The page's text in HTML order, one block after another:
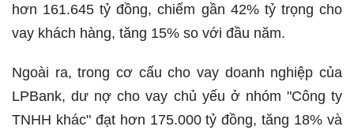
hơn 161.645 tỷ đồng, chiếm gần 42% tỷ trọng cho
vay khách hàng, tăng 15% so với đầu năm.
Ngoài ra, trong cơ cấu cho vay doanh nghiệp của
LPBank, dư nợ cho vay chủ yếu ở nhóm "Công ty
TNHH khác" đạt hơn 175.000 tỷ đồng, tăng 18% và